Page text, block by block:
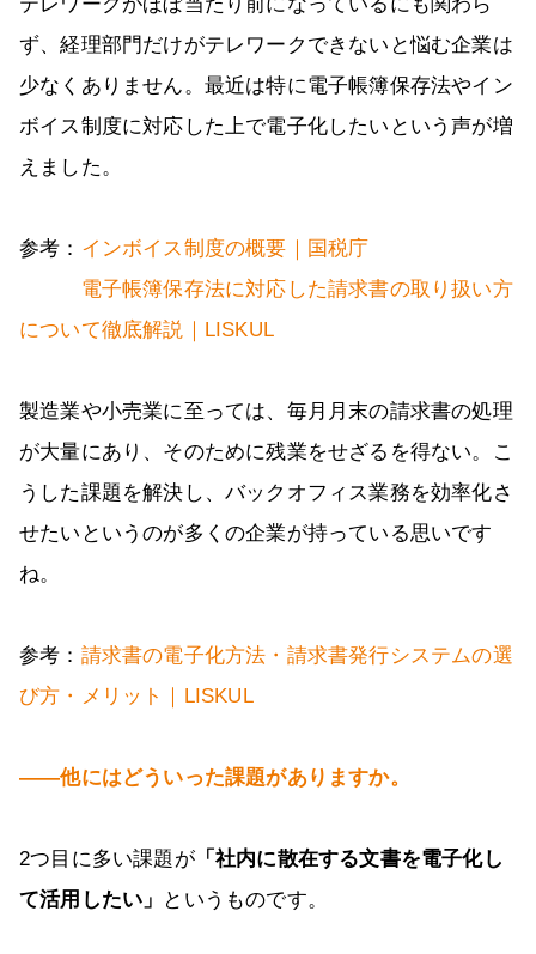
ず、経理部門だけがテレワークできないと悩む企業は
少なくありません。最近は特に電子帳簿保存法やイン
ボイス制度に対応した上で電子化したいという声が増
えました。
参考： インボイス制度の概要｜国税庁
電子帳簿保存法に対応した請求書の取り扱い方
について徹底解説｜LISKUL
製造業や小売業に至っては、毎月月末の請求書の処理
が大量にあり、そのために残業をせざるを得ない。こ
うした課題を解決し、バックオフィス業務を効率化さ
せたいというのが多くの企業が持っている思いです
ね。
参考： 請求書の電子化方法・請求書発行システムの選
び方・メリット｜LISKUL
――他にはどういった課題がありますか。
2つ目に多い課題が「社内に散在する文書を電子化し
て活用したい」
というものです。